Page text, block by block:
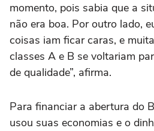
momento, pois sabia que a
não era boa. Por outro lado,
coisas iam ficar caras, e
classes A e B se voltariam
de qualidade”, afirma.
Para financiar a abertura do
usou suas economias e o